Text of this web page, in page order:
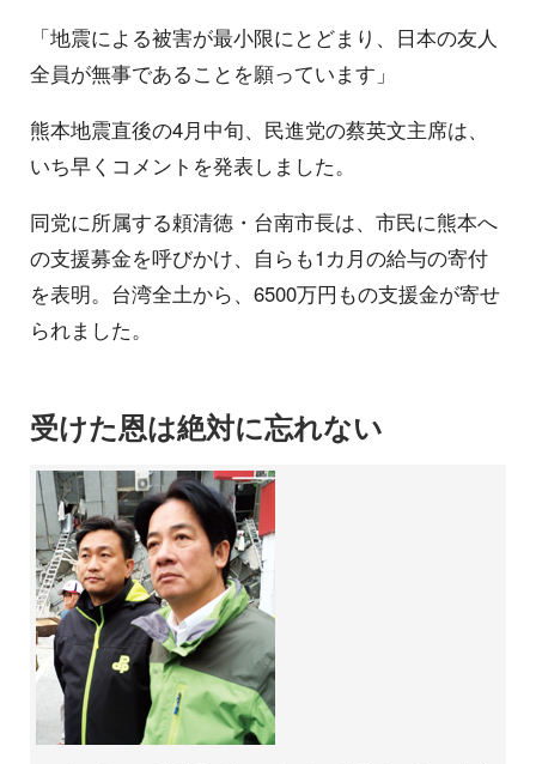
「地震による被害が最小限にとどまり、日本の友人
全員が無事であることを願っています」
熊本地震直後の4月中旬、民進党の蔡英文主席は、
いち早くコメントを発表しました。
同党に所属する頼清徳・台南市長は、市民に熊本へ
の支援募金を呼びかけ、自らも1カ月の給与の寄付
を表明。台湾全土から、6500万円もの支援金が寄せ
られました。
受けた恩は絶対に忘れない